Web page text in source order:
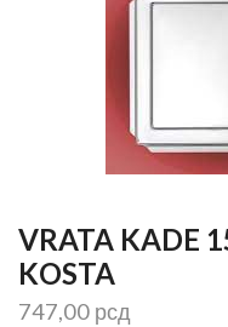
VRATA KADE
KOSTA
747,00 рсд